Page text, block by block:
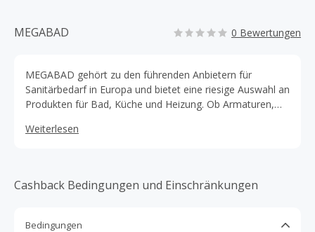
MEGABAD 0 Bewertungen
MEGABAD gehört zu den führenden Anbietern für
Sanitärbedarf in Europa und bietet eine riesige Auswahl an
Produkten für Bad, Küche und Heizung. Ob Armaturen,
Fußbodenheizungen – hier findest Du alles für Dein
professionelle Badplanung von der ersten Idee bis zur
Umsetzung. Mit 90 Jahren Erfahrung steht MEGABAD für
modernisieren möchte, kann zusätzlich sparen. Durch
Weiterlesen
Cashback Bedingungen und Einschränkungen
Bedingungen